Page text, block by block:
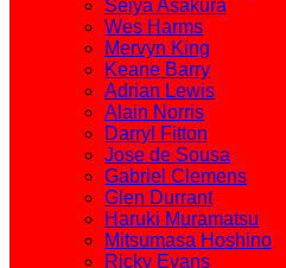
Seiya Asakura
Wes Harms
Mervyn King
Keane Barry
Adrian Lewis
Alain Norris
Darryl Fitton
Jose de Sousa
Gabriel Clemens
Glen Durrant
Haruki Muramatsu
Mitsumasa Hoshino
Ricky Evans